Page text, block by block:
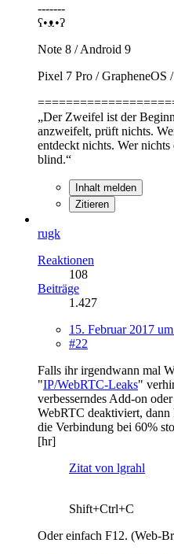
-------
ʕ•ᴥ•ʔ
Note 8 / Android 9
Pixel 7 Pro / GrapheneOS
„Der Zweifel ist der
anzweifelt, prüft nichts.
entdeckt nichts. Wer
blind.“
Inhalt melden
Zitieren
rugk
Reaktionen
108
Beiträge
1.427
15. Februar 2017
#22
Falls ihr irgendwann mal
"IP/WebRTC-Leaks"
verbesserndes Add-on
WebRTC deaktiviert,
die Verbindung bei 60%
[hr]
Zitat von lgrahl
Shift+Ctrl+C
Oder einfach F12. (Web-